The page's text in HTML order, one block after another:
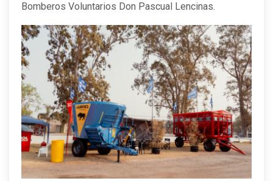
Bomberos Voluntarios Don Pascual Lencinas.